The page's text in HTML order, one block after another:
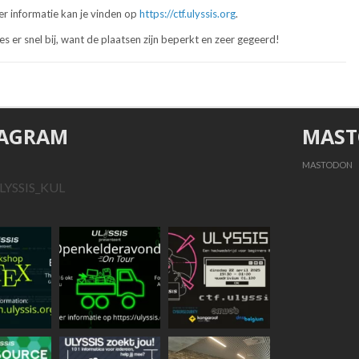
informatie kan je vinden op https://ctf.ulyssis.org.
er snel bij, want de plaatsen zijn beperkt en zeer gegeerd!
MASTODON